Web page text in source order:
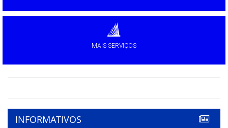
MAIS SERVIÇOS
INFORMATIVOS